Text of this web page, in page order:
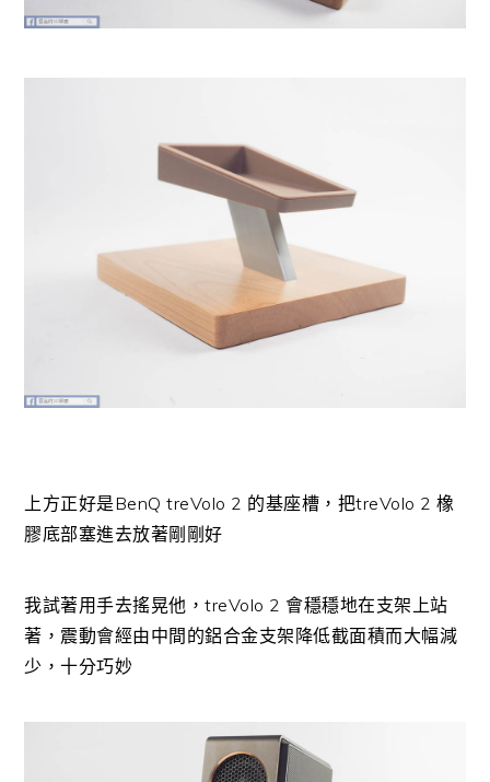
上方正好是BenQ treVolo 2 的基座槽，把treVolo 2 橡
膠底部塞進去放著剛剛好
我試著用手去搖晃他，treVolo 2 會穩穩地在支架上站
著，震動會經由中間的鋁合金支架降低截面積而大幅減
少，十分巧妙